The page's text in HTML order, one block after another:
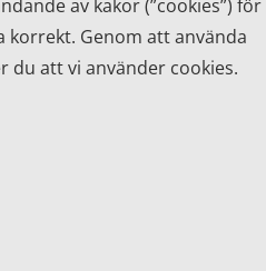
av kakor (”cookies”) för
korrekt. Genom att använda
du att vi använder cookies.